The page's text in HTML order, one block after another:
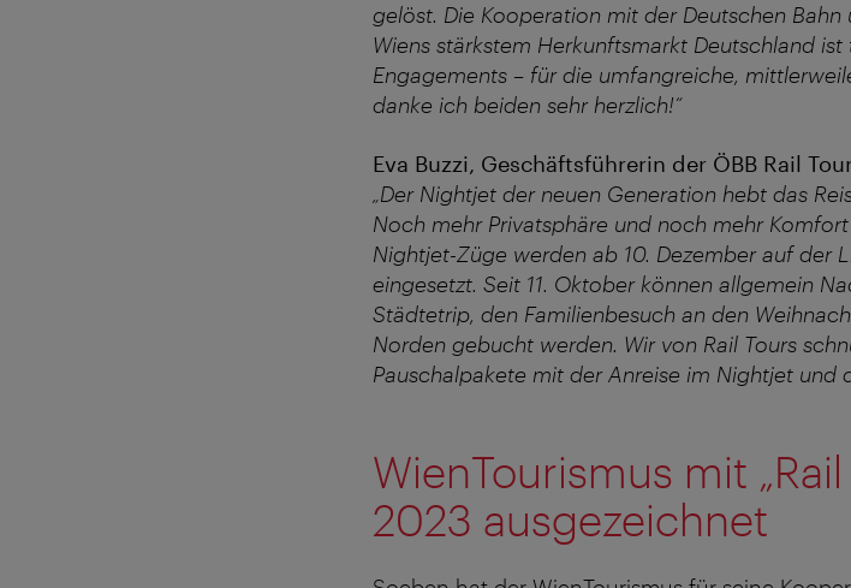
gelöst. Die Kooperation mit der Deutschen
Wiens stärkstem Herkunftsmarkt Deutschland
Engagements – für die umfangreiche,
danke ich beiden sehr herzlich!“
Eva Buzzi, Geschäftsführerin der ÖBB Rail
„Der Nightjet der neuen Generation hebt das
Noch mehr Privatsphäre und noch mehr
Nightjet-Züge werden ab 10. Dezember auf der
eingesetzt. Seit 11. Oktober können allgemein
Städtetrip, den Familienbesuch an den
Norden gebucht werden. Wir von Rail Tours
Pauschalpakete mit der Anreise im Nightjet und
WienTourismus mit
2023 ausgezeichnet